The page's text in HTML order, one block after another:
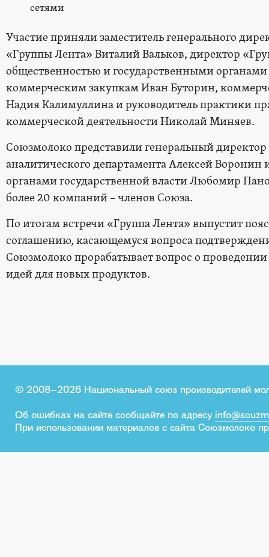
сетями
Участие приняли заместитель генерального
«Группы Лента» Виталий Вальков, директор
общественностью и государственными
коммерческим закупкам Иван Буторин,
Надия Калимуллина и руководитель практики
коммерческой деятельности Николай Миняев.
Союзмолоко представили генеральный
аналитического департамента Алексей
органами государственной власти Любомир
более 20 компаний – членов Союза.
По итогам встречи «Группа Лента» выпустит
соглашению, касающемуся вопроса
Союзмолоко прорабатывает вопрос о
идей для новых продуктов.
© 2008–2026 Национальный союз производителей
Об ошибках на сайте сообщайте по адресу
При использовании материалов с сайта Союзмолоко